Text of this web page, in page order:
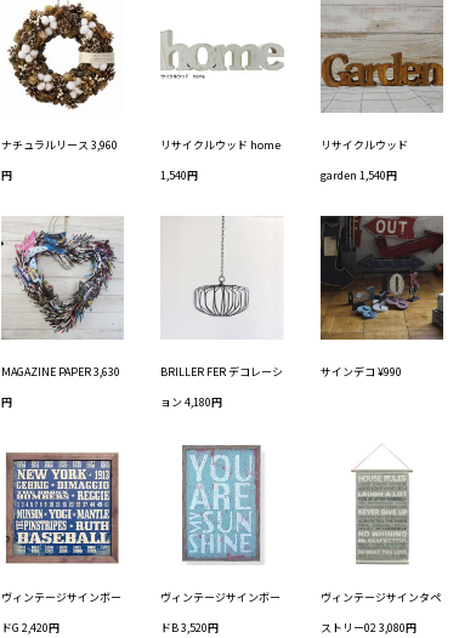
ナチュラルリース 3,960
円
リサイクルウッド home
1,540円
リサイクルウッド
garden 1,540円
MAGAZINE PAPER 3,630
円
BRILLER FER デコレーシ
ョン 4,180円
サインデコ ¥990
ヴィンテージサインボー
ドG 2,420円
ヴィンテージサインボー
ドB 3,520円
ヴィンテージサインタペ
ストリー02 3,080円